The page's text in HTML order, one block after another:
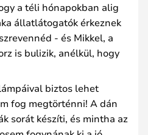
a téli hónapokban alig
állatlátogatók érkeznek
- és Mikkel, a
is bulizik, anélkül, hogy
biztos lehet
fog megtörténni! A dán
sorát készíti, és mintha az